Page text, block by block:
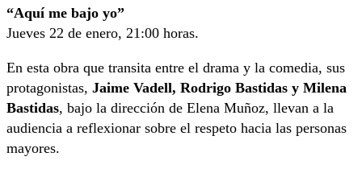
“Aquí me bajo yo”
Jueves 22 de enero, 21:00 horas.
En esta obra que transita entre el drama y la comedia, sus
protagonistas, Jaime Vadell, Rodrigo Bastidas y Milena
Bastidas, bajo la dirección de Elena Muñoz, llevan a la
audiencia a reflexionar sobre el respeto hacia las personas
mayores.